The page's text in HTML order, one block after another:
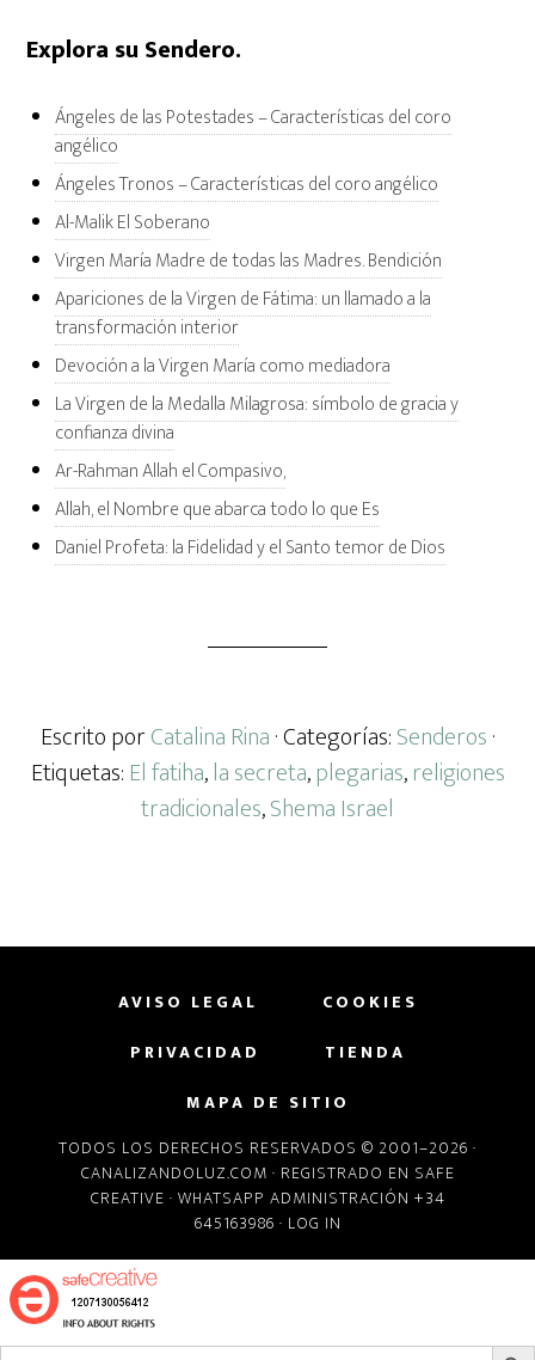
Explora su Sendero.
Ángeles de las Potestades – Características del coro
angélico
Ángeles Tronos – Características del coro angélico
Al-Malik El Soberano
Virgen María Madre de todas las Madres. Bendición
Apariciones de la Virgen de Fátima: un llamado a la
transformación interior
Devoción a la Virgen María como mediadora
La Virgen de la Medalla Milagrosa: símbolo de gracia y
confianza divina
Ar-Rahman Allah el Compasivo,
Allah, el Nombre que abarca todo lo que Es
Daniel Profeta: la Fidelidad y el Santo temor de Dios
Escrito porCatalina Rina· Categorías:Senderos·
Etiquetas: El fatiha,la secreta,plegarias,religiones
tradicionales,Shema Israel
AVISO LEGAL
COOKIES
PRIVACIDAD
TIENDA
MAPA DE SITIO
TODOS LOS DERECHOS RESERVADOS © 2001–2026 ·
CANALIZANDOLUZ.COM · REGISTRADO EN SAFE
CREATIVE · WHATSAPP ADMINISTRACIÓN +34
645163986 · LOG IN
BOTÓN